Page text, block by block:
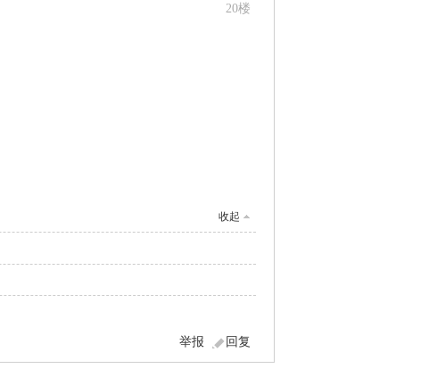
20楼
收起
回复
举报